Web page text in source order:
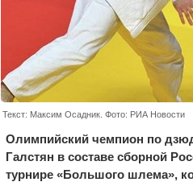
Текст: Максим Осадник. Фото: РИА Новости
Олимпийский чемпион по
Галстян в составе сборной
турнире «Большого шлема»,